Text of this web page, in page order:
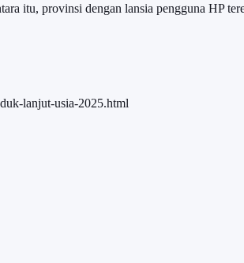
itu, provinsi dengan lansia pengguna HP
lanjut-usia-2025.html